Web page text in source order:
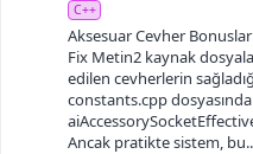
C++
Aksesuar Cevher
Fix Metin2 kaynak
edilen cevherlerin
constants.cpp
Ancak pratikte sistem,